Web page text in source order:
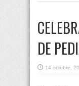
DE
14 octubre,